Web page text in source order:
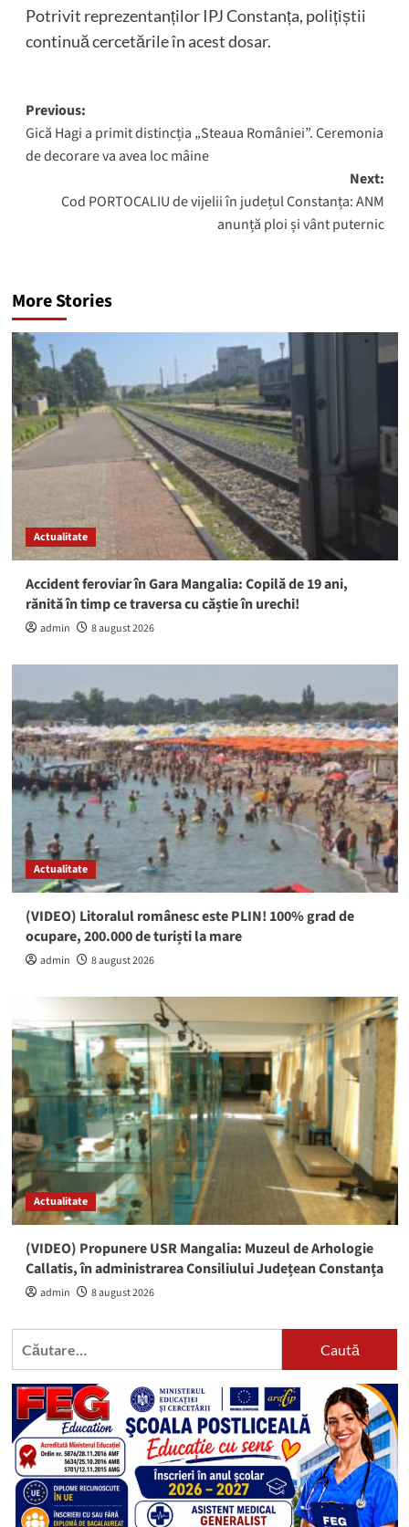
Potrivit reprezentanților IPJ Constanța, polițiștii
continuă cercetările în acest dosar.
Post
navigation
Previous:
Gică Hagi a primit distincția „Steaua României”. Ceremonia
de decorare va avea loc mâine
Next:
Cod PORTOCALIU de vijelii în județul Constanța: ANM
anunță ploi și vânt puternic
More Stories
Actualitate
Accident feroviar în Gara Mangalia: Copilă de 19 ani,
rănită în timp ce traversa cu căștie în urechi!
admin 8 august 2026
Actualitate
(VIDEO) Litoralul românesc este PLIN! 100% grad de
ocupare, 200.000 de turiști la mare
admin 8 august 2026
Actualitate
(VIDEO) Propunere USR Mangalia: Muzeul de Arhologie
Callatis, în administrarea Consiliului Județean Constanța
admin 8 august 2026
Caută